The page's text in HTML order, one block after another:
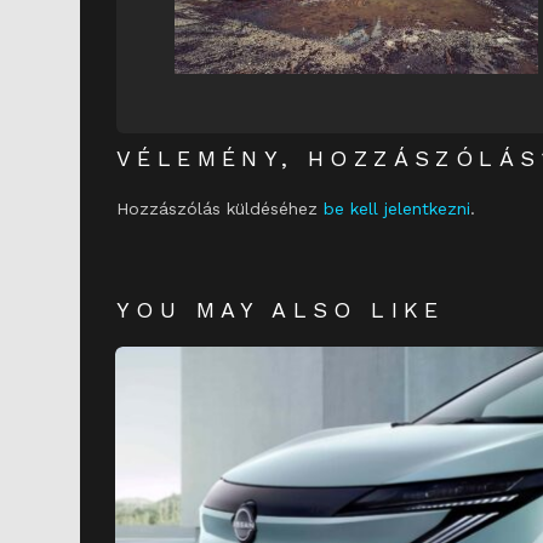
VÉLEMÉNY,
Hozzászólás küldéséhez be kell jelentkezni.
YOU MAY ALSO LIKE